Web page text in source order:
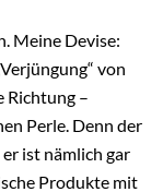
Meine Devise:
von
Richtung –
Perle. Denn der
ist nämlich gar
Produkte mit